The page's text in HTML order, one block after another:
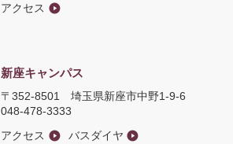
アクセス
新座キャンパス
〒352-8501埼玉県新座市中野1-9-6
048-478-3333
アクセス
バスダイヤ